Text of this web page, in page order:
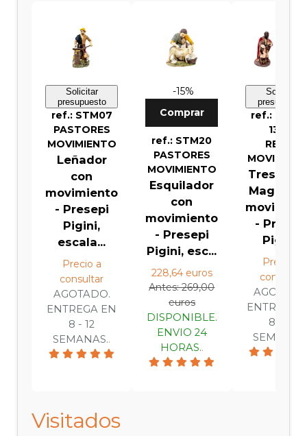
Solicitar
presupuesto
ref.: STM07
PASTORES
MOVIMIENTO
Leñador
con
movimiento
- Presepi
Pigini,
escala...
Precio a
consultar
AGOTADO.
ENTREGA EN
8 - 12
SEMANAS..
-15%
Comprar
ref.: STM20
PASTORES
MOVIMIENTO
Esquilador
con
movimiento
- Presepi
Pigini, esc...
228,64 euros
Antes: 269,00
euros
DISPONIBLE.
ENVIO 24
HORAS..
Solicitar
presupuesto
ref.:
13-14
REYES
Tres
Magos
-
Pigin...
Precio a
consultar
ENTREGA
8 - 12
Visitados